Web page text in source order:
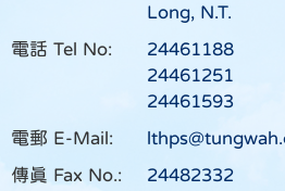
Long, N.T.
電話 Tel No:
24461188
24461251
24461593
電郵 E-Mail:
傳真 Fax No.:
24482332